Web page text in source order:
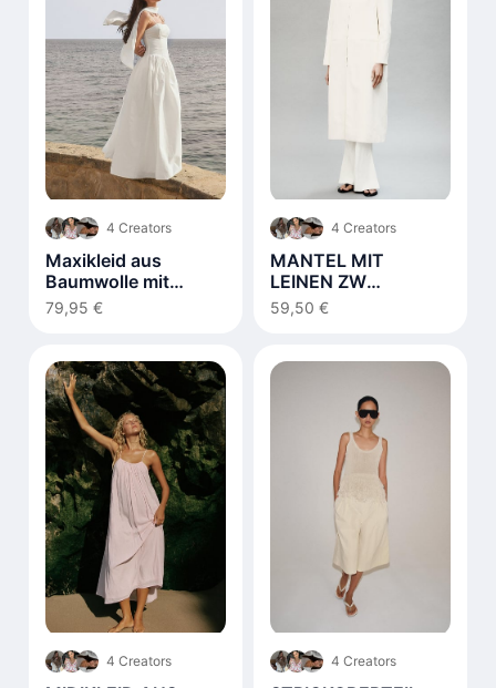
4 Creators
Maxikleid aus
Baumwolle mit
Schnürdetail Weiß
79,95 €
4 Creators
MANTEL MIT
LEINEN ZW
COLLECTION
59,50 €
4 Creators 4 Creators